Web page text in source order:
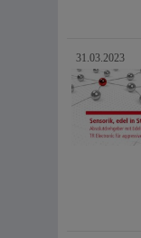
31.03.2023